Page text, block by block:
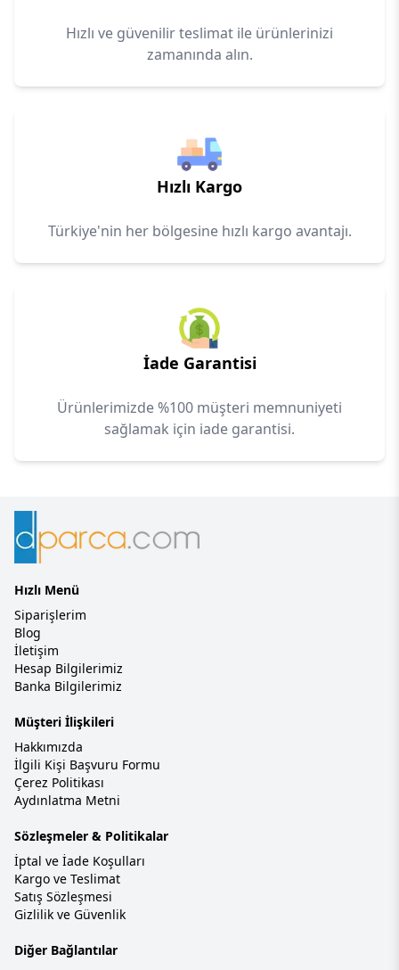
Hızlı ve güvenilir teslimat ile ürünlerinizi
zamanında alın.
Hızlı Kargo
Türkiye'nin her bölgesine hızlı kargo avantajı.
İade Garantisi
Ürünlerimizde %100 müşteri memnuniyeti
sağlamak için iade garantisi.
Hızlı Menü
Siparişlerim
Blog
İletişim
Hesap Bilgilerimiz
Banka Bilgilerimiz
Müşteri İlişkileri
Hakkımızda
İlgili Kişi Başvuru Formu
Çerez Politikası
Aydınlatma Metni
Sözleşmeler & Politikalar
İptal ve İade Koşulları
Kargo ve Teslimat
Satış Sözleşmesi
Gizlilik ve Güvenlik
Diğer Bağlantılar